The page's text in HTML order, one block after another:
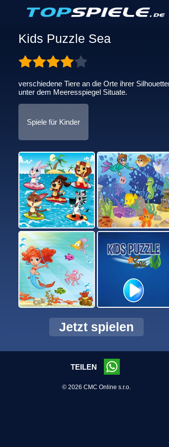
Kids Puzzle Sea
verschiedene Tiere an die Orte ihrer
unter dem Meeresspiegel Situate.
Spiele für Kinder
Jetzt spielen
TEILEN
© 2026 CMC Online s.r.o.